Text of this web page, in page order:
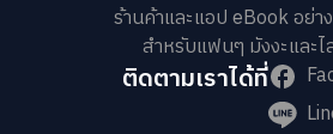
ร้านค้าและแอป eBook อย่า
สำหรับแฟนๆ มังงะและไ
ติดตามเราได้ที่